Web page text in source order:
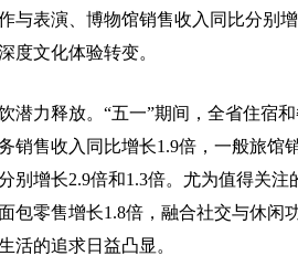
与表演、博物馆销售收入同比分别
度文化体验转变。
力释放。“五一”期间，全省住宿和
销售收入同比增长1.9倍，一般旅馆
别增长2.9倍和1.3倍。尤为值得关
包零售增长1.8倍，融合社交与休闲
活的追求日益凸显。